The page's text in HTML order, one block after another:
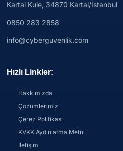
Kartal Kule, 34870 Kartal/İstanbul
0850 283 2858
info@cyberguvenlik.com
Hızlı Linkler:
Hakkımızda
Çözümlerimiz
Çerez Politikası
KVKK Aydınlatma Metni
İletişim